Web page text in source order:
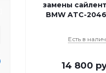
замены
BMW ATC-
Есть в
14 800